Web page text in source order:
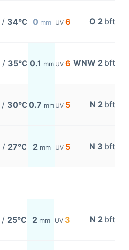
/ 34°C 0 mm UV 6 O 2 bft
/ 35°C 0.1 mm UV 6 WNW 2 bft
/ 30°C 0.7 mm UV 5 N 2 bft
/ 27°C 2 mm UV 5 N 3 bft
/ 25°C 2 mm UV 3 N 2 bft